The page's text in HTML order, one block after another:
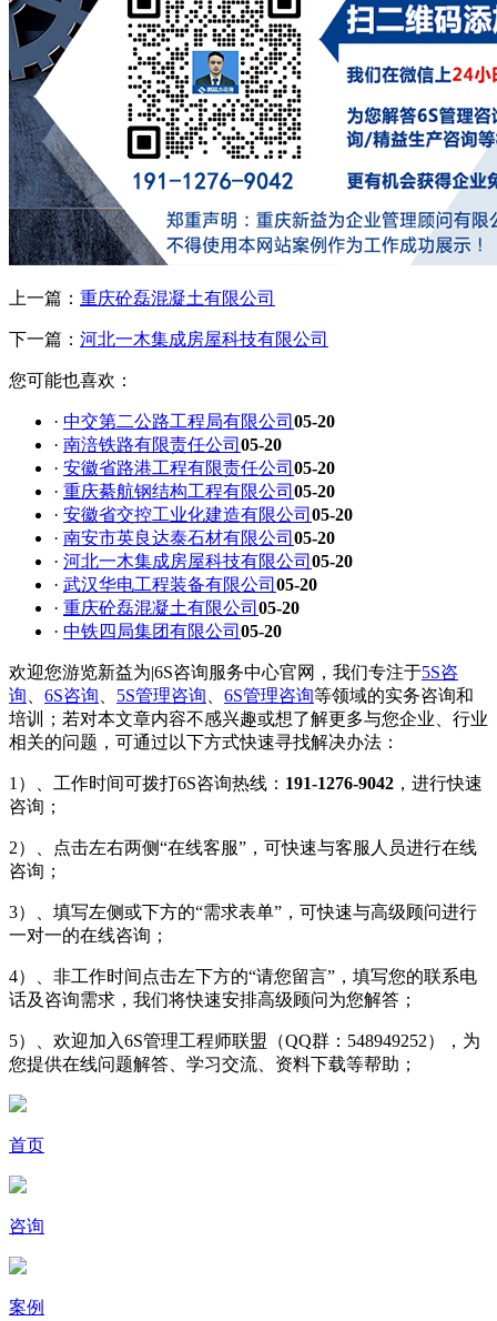
上一篇： 重庆砼磊混凝土有限公司
下一篇： 河北一木集成房屋科技有限公司
您可能也喜欢：
· 中交第二公路工程局有限公司 05-20
· 南涪铁路有限责任公司 05-20
· 安徽省路港工程有限责任公司 05-20
· 重庆綦航钢结构工程有限公司 05-20
· 安徽省交控工业化建造有限公司 05-20
· 南安市英良达泰石材有限公司 05-20
· 河北一木集成房屋科技有限公司 05-20
· 武汉华电工程装备有限公司 05-20
· 重庆砼磊混凝土有限公司 05-20
· 中铁四局集团有限公司 05-20
欢迎您游览新益为|6S咨询服务中心官网，我们专注于5S咨
询
6S咨询 5S管理咨询 6S管理咨询等领域的实务咨询和
培训；若对本文章内容不感兴趣或想了解更多与您企业、行业
相关的问题，可通过以下方式快速寻找解决办法：
1）、工作时间可拨打6S咨询热线： 191-1276-9042 ，进行快速
咨询；
2）、点击左右两侧“在线客服”，可快速与客服人员进行在线
咨询；
3）、填写左侧或下方的“需求表单”，可快速与高级顾问进行
一对一的在线咨询；
4）、非工作时间点击左下方的“请您留言”，填写您的联系电
话及咨询需求，我们将快速安排高级顾问为您解答；
5）、欢迎加入6S管理工程师联盟（QQ群：548949252），为
您提供在线问题解答、学习交流、资料下载等帮助；
首页
咨询
案例